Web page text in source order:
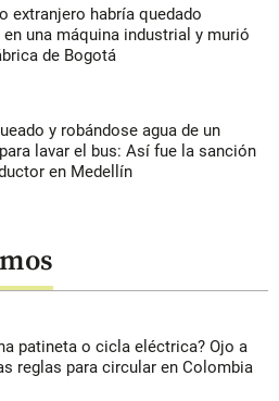
extranjero habría quedado
en una máquina industrial y murió
de Bogotá
y robándose agua de un
lavar el bus: Así fue la sanción
en Medellín
patineta o cicla eléctrica? Ojo a
reglas para circular en Colombia